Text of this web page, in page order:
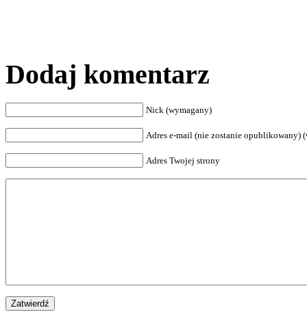
Dodaj komentarz
Nick (wymagany)
Adres e-mail (nie zostanie opublikowany)
Adres Twojej strony